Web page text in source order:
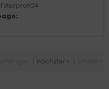
Filterprofi24
nächster »